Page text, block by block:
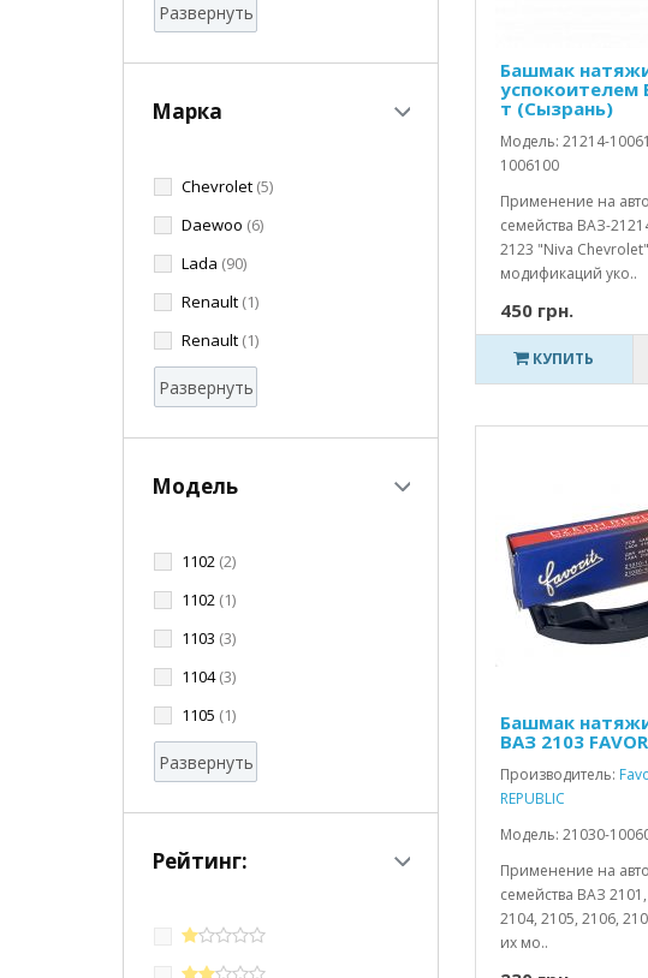
Развернуть
Марка
Chevrolet (5)
Daewoo (6)
Lada (90)
Renault (1)
Renault (1)
Развернуть
Модель
1102 (2)
1102 (1)
1103 (3)
1104(3)
1105 (1)
Развернуть
Рейтинг:
Башмак
успокоителем
т (Сызрань)
Модель: 21214-
1006100
Применение на
семейства ВАЗ-
2123 "Niva
модификаций уко..
450 грн.
КУПИТЬ
Башмак
ВАЗ 2103
Производитель:
REPUBLIC
Модель: 21030-
Применение на
семейства ВАЗ
2104, 2105, 2106,
их мо..